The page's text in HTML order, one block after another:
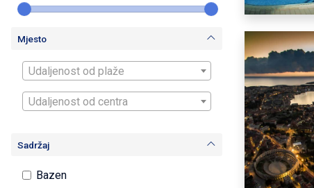
Mjesto
Udaljenost od plaže
Udaljenost od centra
Sadržaj
Bazen